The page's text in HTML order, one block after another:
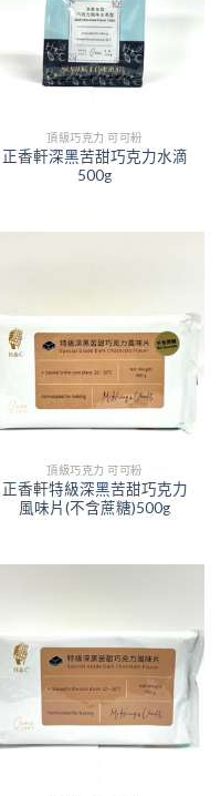
頂級巧克力 可可粉
正香軒深黑苦甜巧克力水滴
500g
頂級巧克力 可可粉
正香軒特級深黑苦甜巧克力
風味片(不含蔗糖)500g